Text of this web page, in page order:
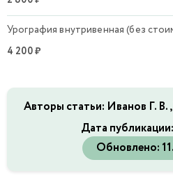
Урография внутривенная (без
4 200 ₽
Авторы статьи: Иванов Г.
Дата публикации:
Обновлено: